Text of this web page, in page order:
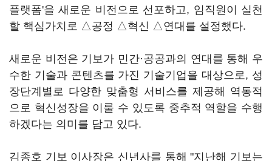
플랫폼'을 새로운 비전으로 선포하고, 임직원이 실천
할 핵심가치로 △공정 △혁신 △연대를 설정했다.
새로운 비전은 기보가 민간·공공과의 연대를 통해 우
수한 기술과 콘텐츠를 가진 기술기업을 대상으로, 성
장단계별로 다양한 맞춤형 서비스를 제공해 역동적
으로 혁신성장을 이룰 수 있도록 중추적 역할을 수행
하겠다는 의미를 담고 있다.
김종호 기보 이사장은 신년사를 통해 "지난해 기보는